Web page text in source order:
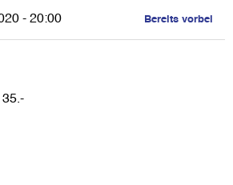
- 20:00 Bereits vorbei
35